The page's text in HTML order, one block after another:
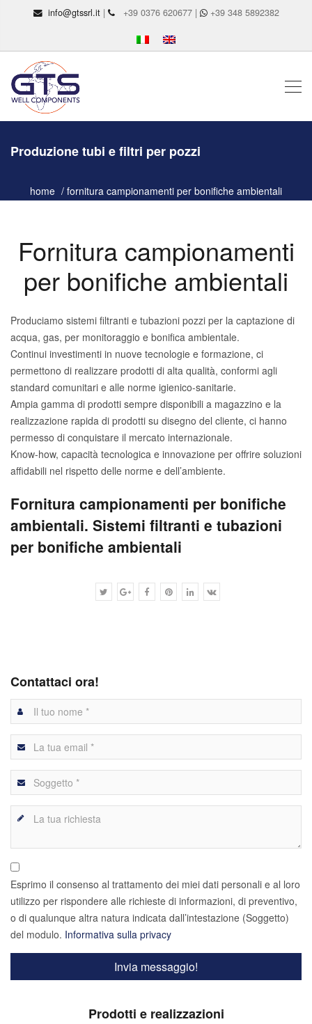
info@gtssrl.it| +39 0376 620677 | +39 348 5892382
Produzione tubi e filtri per pozzi
home fornitura campionamenti per bonifiche ambientali
Fornitura campionamenti
per bonifiche ambientali
Produciamo sistemi filtranti e tubazioni pozzi per la captazione di
acqua, gas, per monitoraggio e bonifica ambientale.
Continui investimenti in nuove tecnologie e formazione, ci
permettono di realizzare prodotti di alta qualità, conformi agli
standard comunitari e alle norme igienico-sanitarie.
Ampia gamma di prodotti sempre disponibili a magazzino e la
realizzazione rapida di prodotti su disegno del cliente, ci hanno
permesso di conquistare il mercato internazionale.
Know-how, capacità tecnologica e innovazione per offrire soluzioni
affidabili nel rispetto delle norme e dell’ambiente.
Fornitura campionamenti per bonifiche
ambientali. Sistemi filtranti e tubazioni
per bonifiche ambientali
Contattaci ora!
Esprimo il consenso al trattamento dei miei dati personali e al loro
utilizzo per rispondere alle richieste di informazioni, di preventivo,
o di qualunque altra natura indicata dall’intestazione (Soggetto)
del modulo. Informativa sulla privacy
Prodotti e realizzazioni